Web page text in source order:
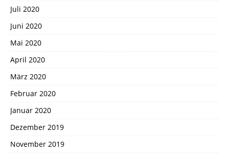
Juli 2020
Juni 2020
Mai 2020
April 2020
März 2020
Februar 2020
Januar 2020
Dezember 2019
November 2019